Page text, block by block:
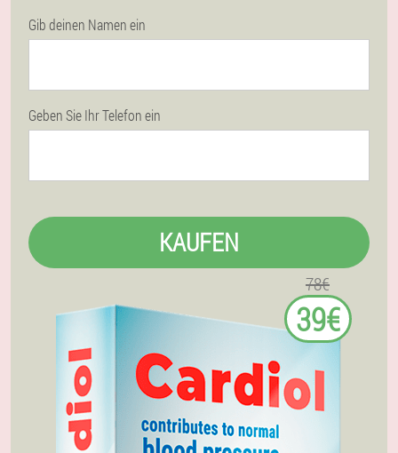
Gib deinen Namen ein
Geben Sie Ihr Telefon ein
KAUFEN
78€
39€